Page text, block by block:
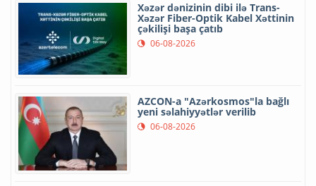
Xəzər dənizinin dibi ilə Trans-
Xəzər Fiber-Optik Kabel Xəttinin
çəkilişi başa çatıb
06-08-2026
AZCON-a "Azərkosmos"la bağlı
yeni səlahiyyətlər verilib
06-08-2026